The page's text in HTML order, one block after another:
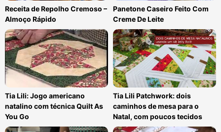
Receita de Repolho Cremoso –
Almoço Rápido
Panetone Caseiro Feito Com
Creme De Leite
Tia Lili: Jogo americano
natalino com técnica Quilt As
You Go
Tia Lili Patchwork: dois
caminhos de mesa para o
Natal, com poucos tecidos